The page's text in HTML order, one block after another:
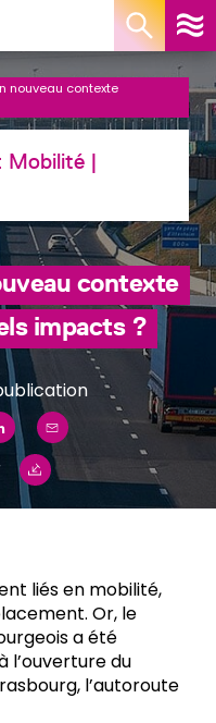
nouveau contexte
Mobilité |
contexte
impacts ?
liés en mobilité,
Or, le
a été
l’ouverture du
l’autoroute